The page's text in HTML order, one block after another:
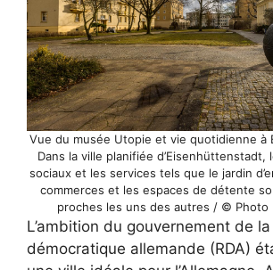
Vue du musée Utopie et vie quotidienne à
Dans la ville planifiée d’Eisenhüttenstadt,
sociaux et les services tels que le jardin
commerces et les espaces de détente
proches les uns des autres / © Photo
L’ambition du gouvernement de
démocratique allemande (RDA)